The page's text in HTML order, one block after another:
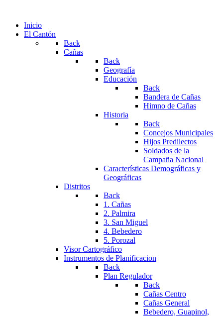
Inicio
El Cantón
Back
Cañas
Back
Geografía
Educación
Back
Bandera de Cañas
Himno de Cañas
Historia
Back
Concejos Municipales
Hijos Predilectos
Soldados de la
Campaña Nacional
Características Demográficas y
Geográficas
Distritos
Back
1. Cañas
2. Palmira
3. San Miguel
4. Bebedero
5. Porozal
Visor Cartográfico
Instrumentos de Planificacion
Back
Plan Regulador
Back
Cañas Centro
Cañas General
Bebedero, Guapinol,